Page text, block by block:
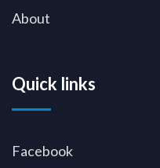
About
Quick links
Facebook